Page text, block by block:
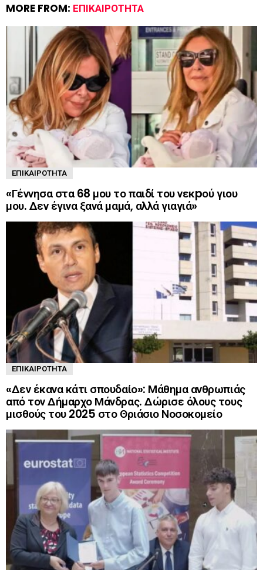
MORE FROM: ΕΠΙΚΑΙΡΌΤΗΤΑ
ΕΠΙΚΑΙΡΌΤΗΤΑ
«Γέννησα στα 68 μου το παιδί του νεκpού γιου
μου. Δεν έγινα ξανά μαμά, αλλά γιαγιά»
ΕΠΙΚΑΙΡΌΤΗΤΑ
«Δεν έκανα κάτι σπουδαίο»: Μάθημα ανθρωπιάς
από τον Δήμαρχο Μάνδρας. Δώρισε όλους τους
μισθούς του 2025 στο Θριάσιο Νοσοκομείο